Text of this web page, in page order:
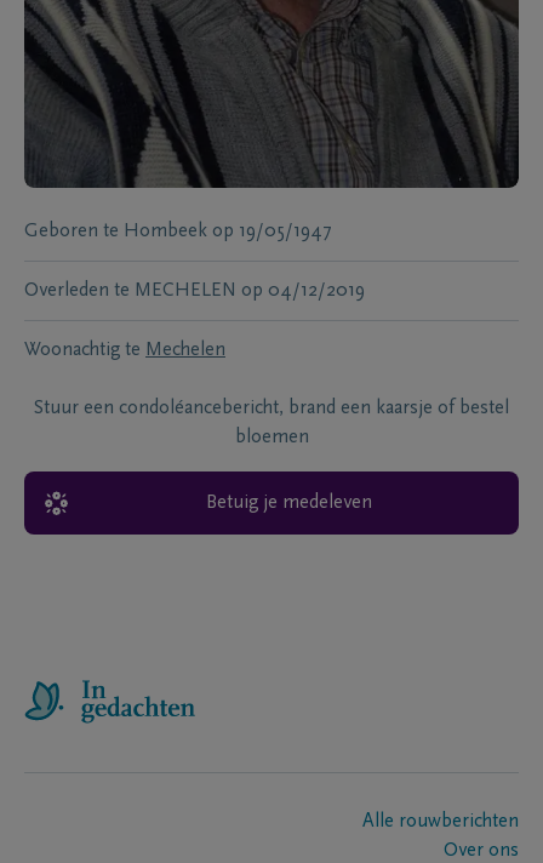
Geboren te Hombeek op 19/05/1947
Overleden te MECHELEN op 04/12/2019
Woonachtig te Mechelen
Stuur een condoléancebericht, brand een kaarsje of bestel
bloemen
Betuig je medeleven
Alle rouwberichten
Over ons